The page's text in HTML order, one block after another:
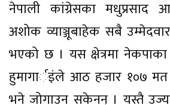
नेपाली कांग्रेसका मधुप्रसाद
अशोक व्याञ्जूबाहेक सबै
भएको छ । यस क्षेत्रमा नेकपाका
हुमागार्इंले आठ हजार १०७ मत
भने जोगाउन सकेनन् । यस्तै